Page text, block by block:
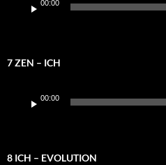
Player
00:00
7 ZEN – ICH
Player
00:00
8 ICH – EVOLUTION